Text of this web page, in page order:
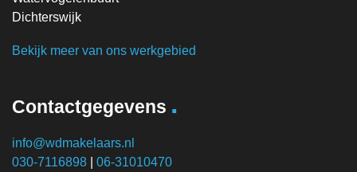
Dichterswijk
Bekijk meer van ons werkgebied
Contactgegevens .
info@wdmakelaars.nl
030-7116898
06-31010470